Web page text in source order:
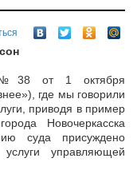
от 1 октября
где мы говорили
приводя в пример
Новочеркасска
суда присуждено
управляющей